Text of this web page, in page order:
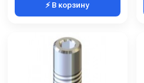
⚡ В корзину